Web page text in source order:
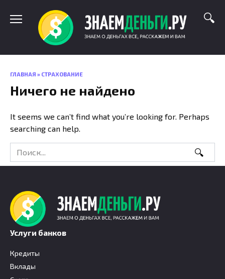
ГЛАВНАЯ » СТРАХОВАНИЕ
Ничего не найдено
It seems we can’t find what you’re looking for. Perhaps
searching can help.
Search
for:
Услуги банков
Кредиты
Вклады